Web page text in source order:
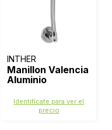
INTHER
Manillon Valencia
Aluminio
Identifícate para ver el
precio